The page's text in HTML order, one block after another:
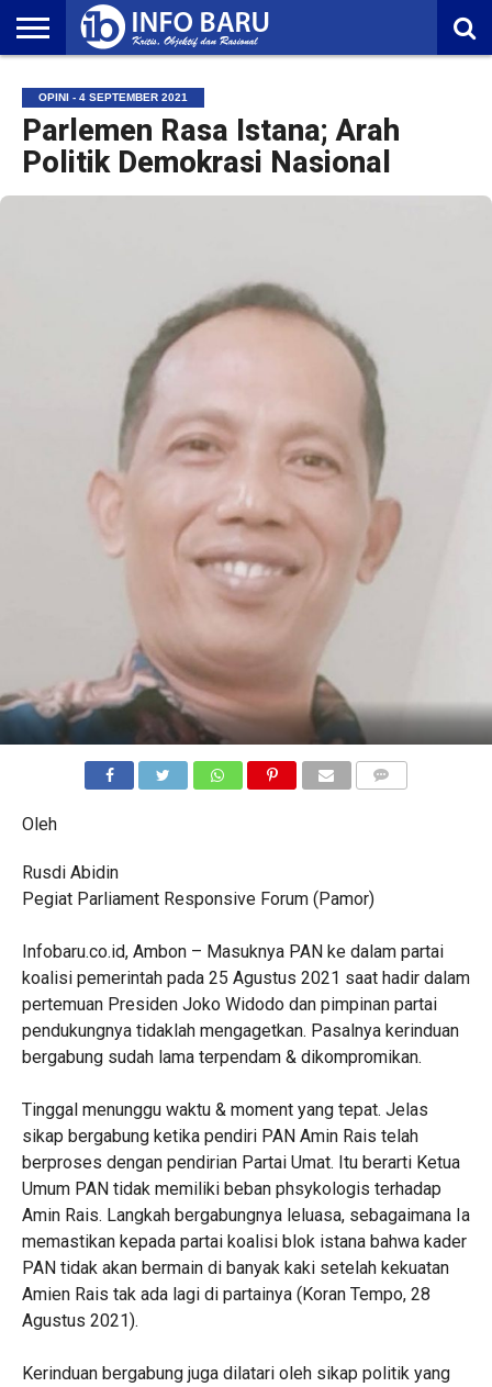
NASIONAL
AMBONIA
MALUKU
EKONOMI
POLITIK
OLAHRAGA
LIFESTYLE
REDAKSI
OPINI - 4 SEPTEMBER 2021
Parlemen Rasa Istana; Arah
Politik Demokrasi Nasional
Oleh
Rusdi Abidin
Pegiat Parliament Responsive Forum (Pamor)
Infobaru.co.id, Ambon – Masuknya PAN ke dalam partai
koalisi pemerintah pada 25 Agustus 2021 saat hadir dalam
pertemuan Presiden Joko Widodo dan pimpinan partai
pendukungnya tidaklah mengagetkan. Pasalnya kerinduan
bergabung sudah lama terpendam & dikompromikan.
Tinggal menunggu waktu & moment yang tepat. Jelas
sikap bergabung ketika pendiri PAN Amin Rais telah
berproses dengan pendirian Partai Umat. Itu berarti Ketua
Umum PAN tidak memiliki beban phsykologis terhadap
Amin Rais. Langkah bergabungnya leluasa, sebagaimana Ia
memastikan kepada partai koalisi blok istana bahwa kader
PAN tidak akan bermain di banyak kaki setelah kekuatan
Amien Rais tak ada lagi di partainya (Koran Tempo, 28
Agustus 2021).
Kerinduan bergabung juga dilatari oleh sikap politik yang